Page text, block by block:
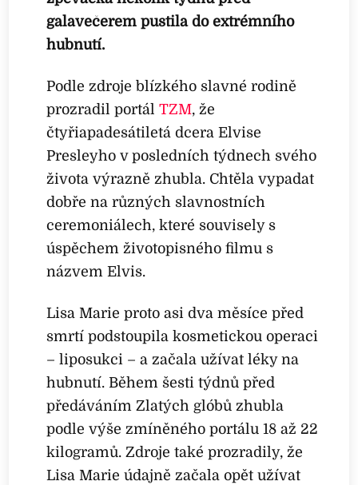
galavečerem pustila do extrémního
hubnutí.
Podle zdroje blízkého slavné rodině
prozradil portálTZM, že
čtyřiapadesátiletá dcera Elvise
Presleyho v posledních týdnech svého
života výrazně zhubla. Chtěla vypadat
dobře na různých slavnostních
ceremoniálech, které souvisely s
úspěchem životopisného filmu s
názvem Elvis.
Lisa Marie proto asi dva měsíce před
smrtí podstoupila kosmetickou operaci
– liposukci – a začala užívat léky na
hubnutí. Během šesti týdnů před
předáváním Zlatých glóbů zhubla
podle výše zmíněného portálu 18 až 22
kilogramů. Zdroje také prozradily, že
Lisa Marie údajně začala opět užívat